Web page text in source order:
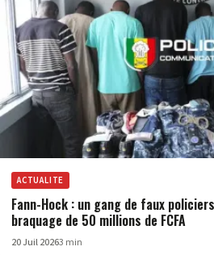
ACTUALITE
Fann-Hock : un gang de faux
braquage de 50 millions de FCFA
20 Juil 20263 min